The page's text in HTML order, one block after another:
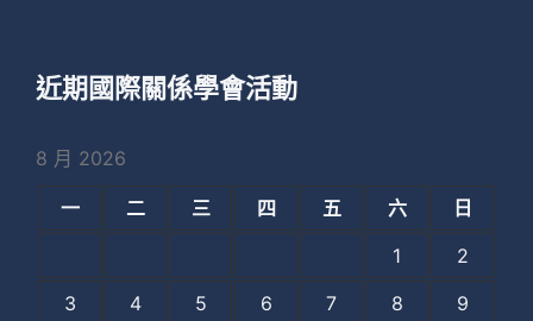
近期國際關係學會活動
8 月 2026
一 二 三 四 五 六
日
1
2
3
4 5 6 7 8
9